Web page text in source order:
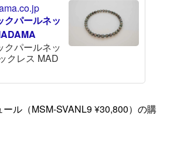
クパールネッ
クパールネッ
クレス MAD
ル（MSM-SVANL9 ¥30,800）の購